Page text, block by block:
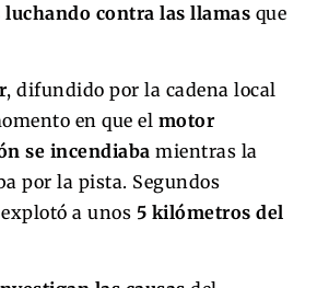
luchando contra las llamas que
, difundido por la cadena local
en que el motor
se incendiaba mientras la
por la pista. Segundos
a unos 5 kilómetros del